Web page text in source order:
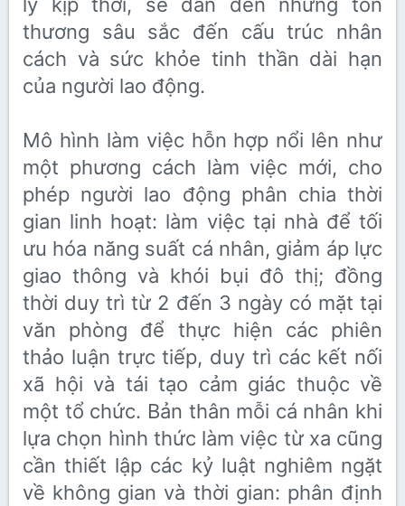
lý kịp thời, sẽ dẫn đến những tổn
thương sâu sắc đến cấu trúc nhân
cách và sức khỏe tinh thần dài hạn
của người lao động.
Mô hình làm việc hỗn hợp nổi lên như
một phương cách làm việc mới, cho
phép người lao động phân chia thời
gian linh hoạt: làm việc tại nhà để tối
ưu hóa năng suất cá nhân, giảm áp lực
giao thông và khói bụi đô thị; đồng
thời duy trì từ 2 đến 3 ngày có mặt tại
văn phòng để thực hiện các phiên
thảo luận trực tiếp, duy trì các kết nối
xã hội và tái tạo cảm giác thuộc về
một tổ chức. Bản thân mỗi cá nhân khi
lựa chọn hình thức làm việc từ xa cũng
cần thiết lập các kỷ luật nghiêm ngặt
về không gian và thời gian: phân định